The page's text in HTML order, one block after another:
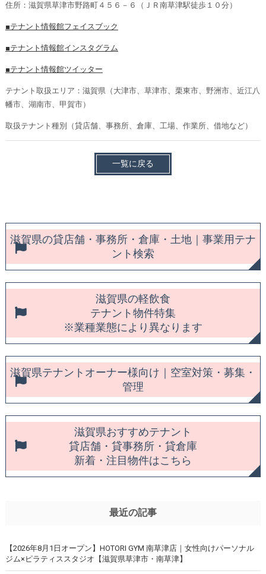
住所：滋賀県草津市野路町４５６－６（ＪＲ南草津駅徒歩１０分）
■テナント情報館フェイスブック
■テナント情報館インスタグラム
■テナント情報館ツイッター
テナント取扱エリア：滋賀県（大津市、草津市、栗東市、野洲市、近江八
幡市、湖南市、甲賀市）
取扱テナント種別（貸店舗、事務所、倉庫、工場、作業所、借地など）
一覧に戻る
滋賀県の貸店舗・事務所・倉庫・土地｜事業用テナ
ント検索
滋賀県の軽飲食
テナント物件特集
※業種業態により異なります
滋賀県テナントオーナー様向け｜空室対策・募集・
管理
滋賀県おすすめテナント
貸店舗・貸事務所・貸倉庫
新着・注目物件はこちら
最近の記事
【2026年8月1日オープン】HOTORI GYM 南草津店｜女性向けパーソナル
ジム×ピラティススタジオ【滋賀県草津市・南草津】